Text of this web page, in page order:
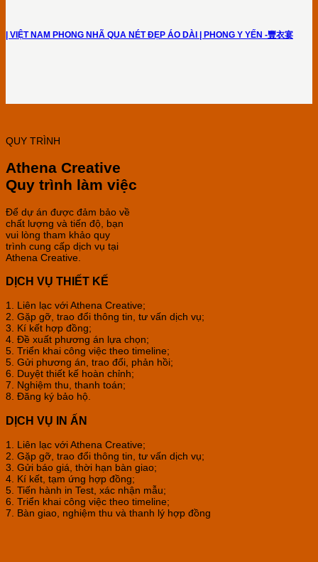
| VIỆT NAM PHONG NHÃ QUA NÉT ĐẸP ÁO DÀI | PHONG Y YẾN -豐衣宴
QUY TRÌNH
Athena Creative
Quy trình làm việc
Để dự án được đảm bảo về
chất lượng và tiến độ, bạn
vui lòng tham khảo quy
trình cung cấp dịch vụ tại
Athena Creative.
DỊCH VỤ THIẾT KẾ
1. Liên lạc với Athena Creative;
2. Gặp gỡ, trao đổi thông tin, tư vấn dịch vụ;
3. Kí kết hợp đồng;
4. Đề xuất phương án lựa chọn;
5. Triển khai công việc theo timeline;
5. Gửi phương án, trao đổi, phản hồi;
6. Duyệt thiết kế hoàn chỉnh;
7. Nghiệm thu, thanh toán;
8. Đăng ký bảo hộ.
DỊCH VỤ IN ẤN
1. Liên lạc với Athena Creative;
2. Gặp gỡ, trao đổi thông tin, tư vấn dịch vụ;
3. Gửi báo giá, thời hạn bàn giao;
4. Kí kết, tạm ứng hợp đồng;
5. Tiến hành in Test, xác nhận mẫu;
6. Triển khai công việc theo timeline;
7. Bàn giao, nghiệm thu và thanh lý hợp đồng